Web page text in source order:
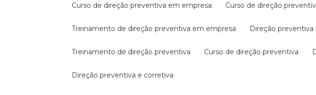
curso de direção preventiva em empresa curso de direção
treinamento de direção preventiva em empresa direção
treinamento de direção preventiva curso de direção preventiva
direção preventiva e corretiva